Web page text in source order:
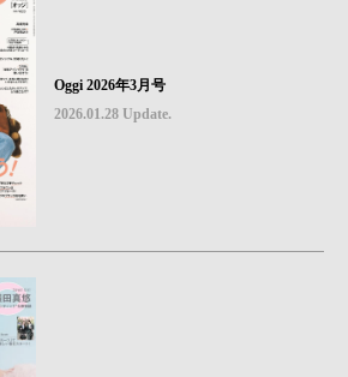
Oggi 2026年3月号
2026.01.28 Update.